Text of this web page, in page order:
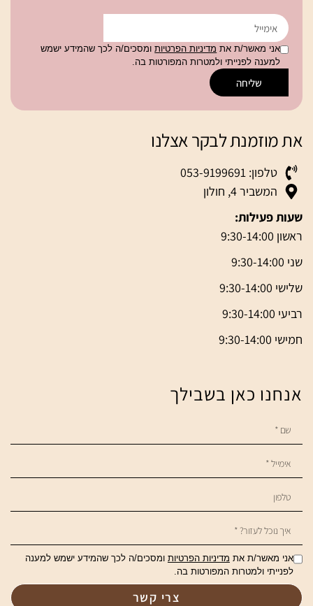
אני מאשר/ת את מדיניות הפרטיותומסכים/ה לכך שהמידע ישמש
למענה לפנייתי ולמטרות המפורטות בה.
שליחה
את מוזמנת לבקר אצלנו
טלפון: 053-9199691
המשביר 4, חולון
שעות פעילות:
ראשון 9:30-14:00
שני 9:30-14:00
שלישי 9:30-14:00
רביעי 9:30-14:00
חמישי 9:30-14:00
אנחנו כאן בשבילך
אני מאשר/ת את מדיניות הפרטיות ומסכים/ה לכך שהמידע ישמש למענה
לפנייתי ולמטרות המפורטות בה.
צרי קשר